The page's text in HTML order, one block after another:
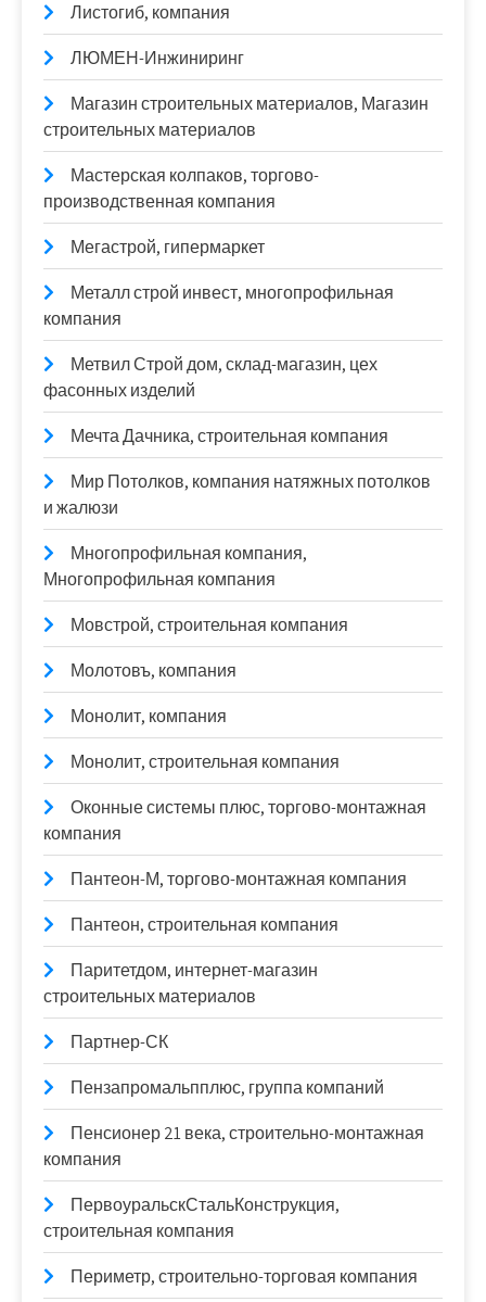
Листогиб, компания
ЛЮМЕН-Инжиниринг
Магазин строительных материалов, Магазин
строительных материалов
Мастерская колпаков, торгово-
производственная компания
Мегастрой, гипермаркет
Металл строй инвест, многопрофильная
компания
Метвил Строй дом, склад-магазин, цех
фасонных изделий
Мечта Дачника, строительная компания
Мир Потолков, компания натяжных потолков
и жалюзи
Многопрофильная компания,
Многопрофильная компания
Мовстрой, строительная компания
Молотовъ, компания
Монолит, компания
Монолит, строительная компания
Оконные системы плюс, торгово-монтажная
компания
Пантеон-М, торгово-монтажная компания
Пантеон, строительная компания
Паритетдом, интернет-магазин
строительных материалов
Партнер-СК
Пензапромальпплюс, группа компаний
Пенсионер 21 века, строительно-монтажная
компания
ПервоуральскСтальКонструкция,
строительная компания
Периметр, строительно-торговая компания